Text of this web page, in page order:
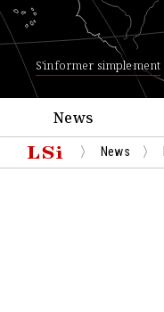
S'informer simplement
News
News